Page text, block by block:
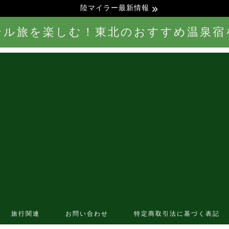
陸マイラー最新情報
ル旅を楽しむ！東北のおすすめ温泉宿
旅行関連 お問い合わせ 特定商取引法に基づく表記